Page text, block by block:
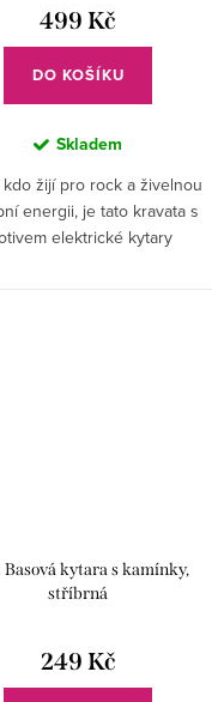
499 Kč
DO KOŠÍKU
Skladem
kdo žijí pro rock a živelnou
energii, je tato kravata s
elektrické kytary
Basová kytara s kamínky,
stříbrná
249 Kč